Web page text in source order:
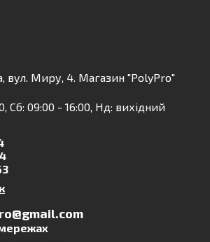
вул. Миру, 4. Магазин "PolyPro"
Сб: 09:00 - 16:00, Нд: вихідний